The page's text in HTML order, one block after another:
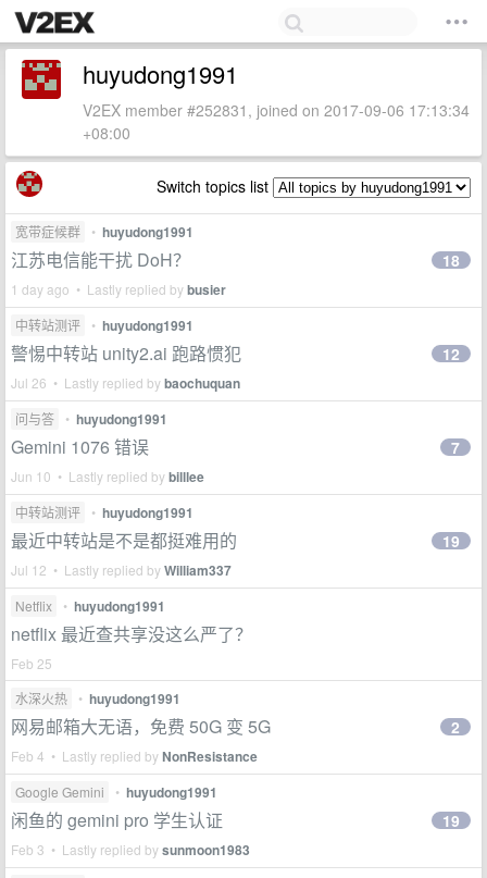
huyudong1991
V2EX member #252831, joined on 2017-09-06 17:13:34
+08:00
Switch topics list
宽带症候群 • huyudong1991
江苏电信能干扰 DoH？
1 day ago • Lastly replied bybusier
18
中转站测评 • huyudong1991
警惕中转站 unity2.ai 跑路惯犯
Jul 26 • Lastly replied bybaochuquan
12
问与答 • huyudong1991
Gemini 1076 错误
Jun 10 • Lastly replied bybilllee
7
中转站测评 • huyudong1991
最近中转站是不是都挺难用的
Jul 12 • Lastly replied byWilliam337
19
Netflix • huyudong1991
netflix 最近查共享没这么严了？
Feb 25
水深火热
• huyudong1991
网易邮箱大无语，免费 50G 变 5G
Feb 4 • Lastly replied byNonResistance
2
Google Gemini • huyudong1991
闲鱼的 gemini pro 学生认证
Feb 3 • Lastly replied bysunmoon1983
19